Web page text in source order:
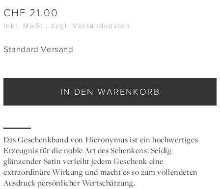
CHF 21.00
inkl. MwSt., zzgl. Versandkosten
Standard Versand
IN DEN WARENKORB
Das Geschenkband von Hieronymus ist ein hochwertiges
Erzeugnis für die noble Art des Schenkens. Seidig
glänzender Satin verleiht jedem Geschenk eine
extraordinäre Wirkung und macht es so zum vollendeten
Ausdruck persönlicher Wertschätzung.